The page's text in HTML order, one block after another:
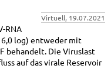
Virtuell, 19.07.2021
RNA
6,0 log) entweder mit
behandelt. Die Viruslast
auf das virale Reservoir